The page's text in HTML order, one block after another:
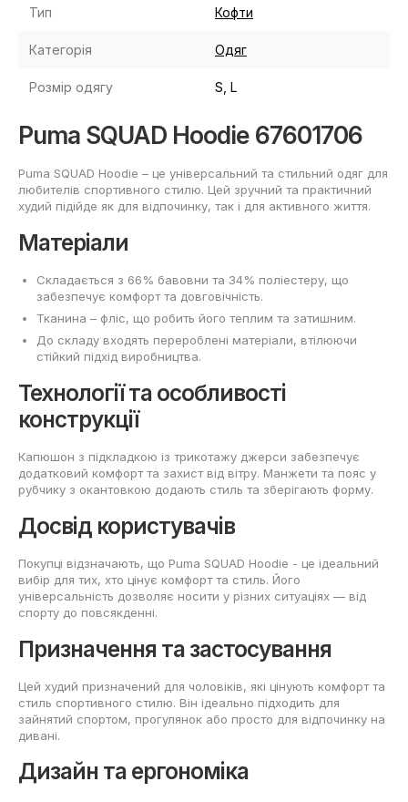
Тип Кофти
Категорія Одяг
Розмір одягу S, L
Puma SQUAD Hoodie 67601706
Puma SQUAD Hoodie – це універсальний та стильний одяг для
любителів спортивного стилю. Цей зручний та практичний
худий підійде як для відпочинку, так і для активного життя.
Матеріали
Складається з 66% бавовни та 34% поліестеру, що
забезпечує комфорт та довговічність.
Тканина – фліс, що робить його теплим та затишним.
До складу входять перероблені матеріали, втілюючи
стійкий підхід виробництва.
Технології та особливості
конструкції
Капюшон з підкладкою із трикотажу джерси забезпечує
додатковий комфорт та захист від вітру. Манжети та пояс у
рубчику з окантовкою додають стиль та зберігають форму.
Досвід користувачів
Покупці відзначають, що Puma SQUAD Hoodie - це ідеальний
вибір для тих, хто цінує комфорт та стиль. Його
універсальність дозволяє носити у різних ситуаціях — від
спорту до повсякденні.
Призначення та застосування
Цей худий призначений для чоловіків, які цінують комфорт та
стиль спортивного стилю. Він ідеально підходить для
зайнятий спортом, прогулянок або просто для відпочинку на
дивані.
Дизайн та ергономіка